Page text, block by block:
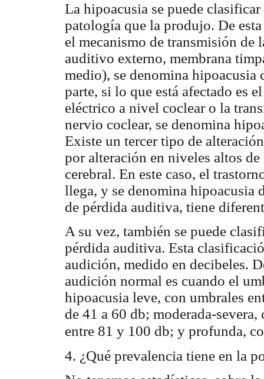
La hipoacusia se puede
patología que la produjo. De
el mecanismo de transmisión de
auditivo externo, membrana
medio), se denomina
parte, si lo que está afectado es
eléctrico a nivel coclear o la
nervio coclear, se denomina
Existe un tercer tipo de
por alteración en niveles altos
cerebral. En este caso, el
llega, y se denomina hipoacusia
de pérdida auditiva, tiene
A su vez, también se puede
pérdida auditiva. Esta
audición, medido en decibeles.
audición normal es cuando el
hipoacusia leve, con umbrales
de 41 a 60 db; moderada-
entre 81 y 100 db; y profunda,
4. ¿Qué prevalencia tiene en la